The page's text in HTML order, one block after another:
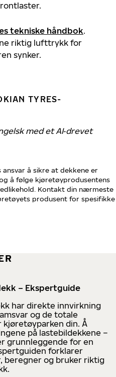
tekniske håndbok.
riktig lufttrykk for
synker.
TYRES-
med et AI‑drevet
å sikre at dekkene er
å følge kjøretøyprodusentens
Kontakt din nærmeste
produsent for spesifikke
– Ekspertguide
har direkte innvirkning
og de totale
kjøretøyparken din. Å
på lastebildekkene –
grunnleggende for en
forklarer
beregner og bruker riktig